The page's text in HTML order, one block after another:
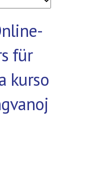
für
kurso